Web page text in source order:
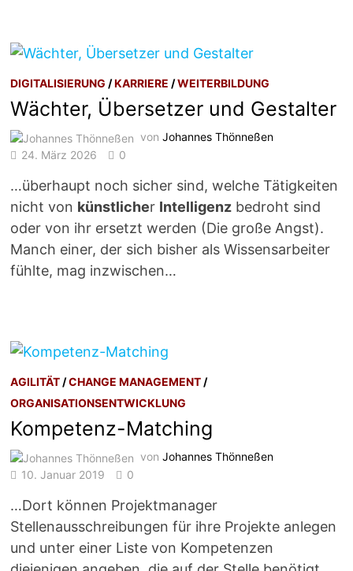
DIGITALISIERUNG /KARRIERE /WEITERBILDUNG
Wächter, Übersetzer und Gestalter
vonJohannes Thönneßen
24. März 2026
0
…überhaupt noch sicher sind, welche Tätigkeiten
nicht von künstlicher Intelligenz bedroht sind
oder von ihr ersetzt werden (Die große Angst).
Manch einer, der sich bisher als Wissensarbeiter
fühlte, mag inzwischen…
AGILITÄT /CHANGE MANAGEMENT /
ORGANISATIONSENTWICKLUNG
Kompetenz-Matching
vonJohannes Thönneßen
10. Januar 2019
0
…Dort können Projektmanager
Stellenausschreibungen für ihre Projekte anlegen
und unter einer Liste von Kompetenzen